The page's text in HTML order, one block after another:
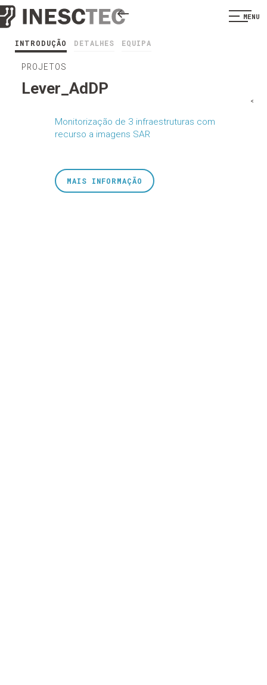
MENU
INTRODUÇÃO DETALHES EQUIPA
PROJETOS
Lever_AdDP
Monitorização de 3 infraestruturas com
recurso a imagens SAR
<
MAIS INFORMAÇÃO